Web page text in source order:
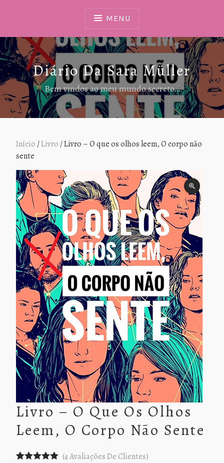
MENU
Diário Da Sara Müller
Bem vindos ao meu mundo secreto…
Início /Livro / Livro – O que os olhos leem, O corpo não
sente
Livro – O Que Os Olhos
Leem, O Corpo Não Sente
(4Avaliações De Clientes)